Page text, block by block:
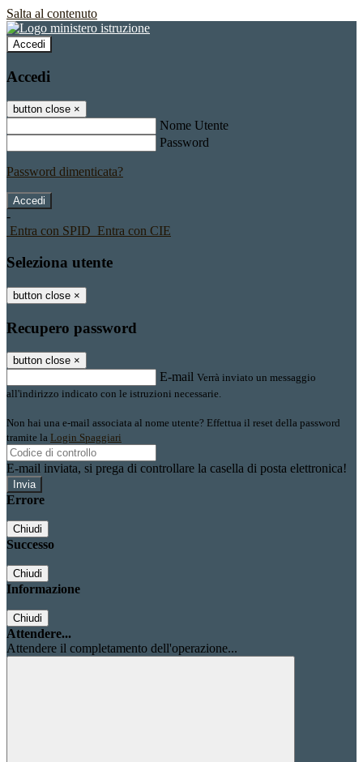
Salta al contenuto
Accedi
Accedi
button close ×
Nome Utente
Password
Password dimenticata?
-
Entra con SPID Entra con CIE
Seleziona utente
button close ×
Recupero password
button close ×
E-mail Verrà inviato un messaggio
all'indirizzo indicato con le istruzioni necessarie.
Non hai una e-mail associata al nome utente? Effettua il reset della password
tramite la Login Spaggiari
E-mail inviata, si prega di controllare la casella di posta elettronica!
Errore
Chiudi
Successo
Chiudi
Informazione
Chiudi
Attendere...
Attendere il completamento dell'operazione...